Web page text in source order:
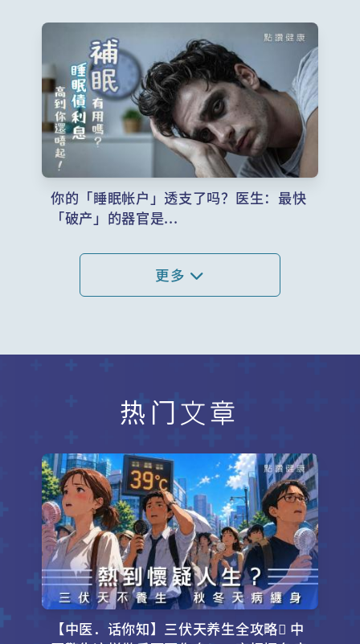
你的「睡眠帐户」透支了吗？医生：最快
「破产」的器官是...
更多
热门文章
【中医．话你知】三伏天养生全攻略 中